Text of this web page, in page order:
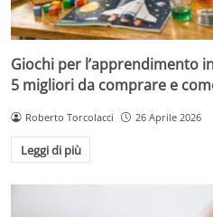
Giochi per l’apprendimento
5 migliori da comprare e
Roberto Torcolacci 26 Aprile 2026
Leggi di più